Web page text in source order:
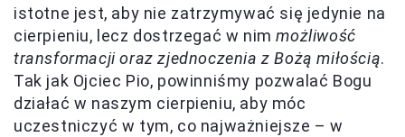
istotne jest, aby nie zatrzymywać się jedynie na
cierpieniu, lecz dostrzegać w nimmożliwość
transformacji oraz zjednoczenia z Bożą miłością.
Tak jak Ojciec Pio, powinniśmy pozwalać Bogu
działać w naszym cierpieniu, aby móc
uczestniczyć w tym, co najważniejsze – w